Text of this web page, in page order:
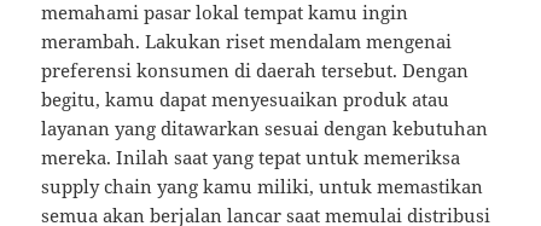
memahami pasar lokal tempat kamu ingin
merambah. Lakukan riset mendalam mengenai
preferensi konsumen di daerah tersebut. Dengan
begitu, kamu dapat menyesuaikan produk atau
layanan yang ditawarkan sesuai dengan kebutuhan
mereka. Inilah saat yang tepat untuk memeriksa
supply chain yang kamu miliki, untuk memastikan
semua akan berjalan lancar saat memulai distribusi